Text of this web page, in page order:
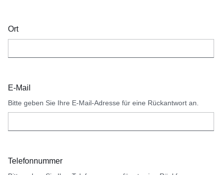
Ort
E-Mail
Bitte geben Sie Ihre E-Mail-Adresse für eine Rückantwort an.
Telefonnummer